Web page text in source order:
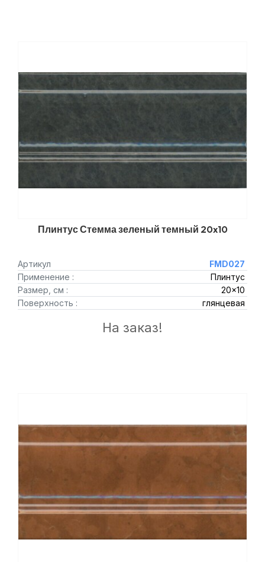
Плинтус Стемма зеленый темный 20x10
Артикул
FMD027
Применение :
Плинтус
Размер, см :
20x10
Поверхность :
глянцевая
На заказ!